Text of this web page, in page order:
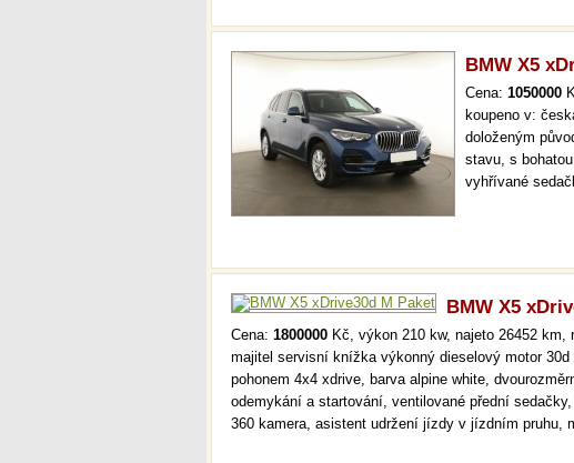
BMW X5
Cena: 1050000
koupeno v:
doloženým
stavu, s
vyhřívané
kvalitních a
BMW X5
Cena: 1800000 Kč, výkon 210 kw, najeto 26452
majitel servisní knížka výkonný dieselový motor
pohonem 4x4 xdrive, barva alpine white,
odemykání a startování, ventilované přední
360 kamera, asistent udržení jízdy v jízdním pruhu,